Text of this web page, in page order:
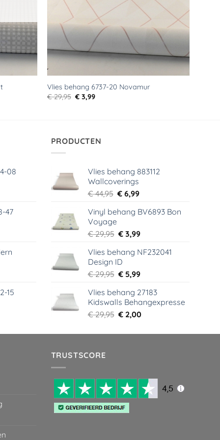
Vlies behang 6737-20 Novamur
€29,95 Oorspronkelijke
prijs
€ 3,99Huidige
08
47
15
PRODUCTEN
Vlies behang 883112
Wallcoverings
€44,95 Oorspronkelijke
was:
€ 6,99Huidige
is:
Vinyl behang BV6893 Bon
Voyage
€29,95 Oorspronkelijke
was:
€ 29,95.
€ 3,99Huidige
is:
Vlies behang NF232041
Design ID
€29,95 Oorspronkelijke
was:
€ 29,95.
€ 5,99Huidige
is:
€ 5,99.
Vlies behang 27183
Kidswalls Behangexpresse
€29,95 Oorspronkelijke
was:
€ 2,00Huidige
is:
TRUSTSCORE